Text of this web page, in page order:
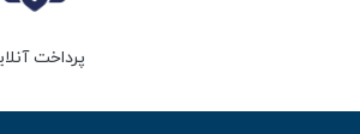
پرداخت